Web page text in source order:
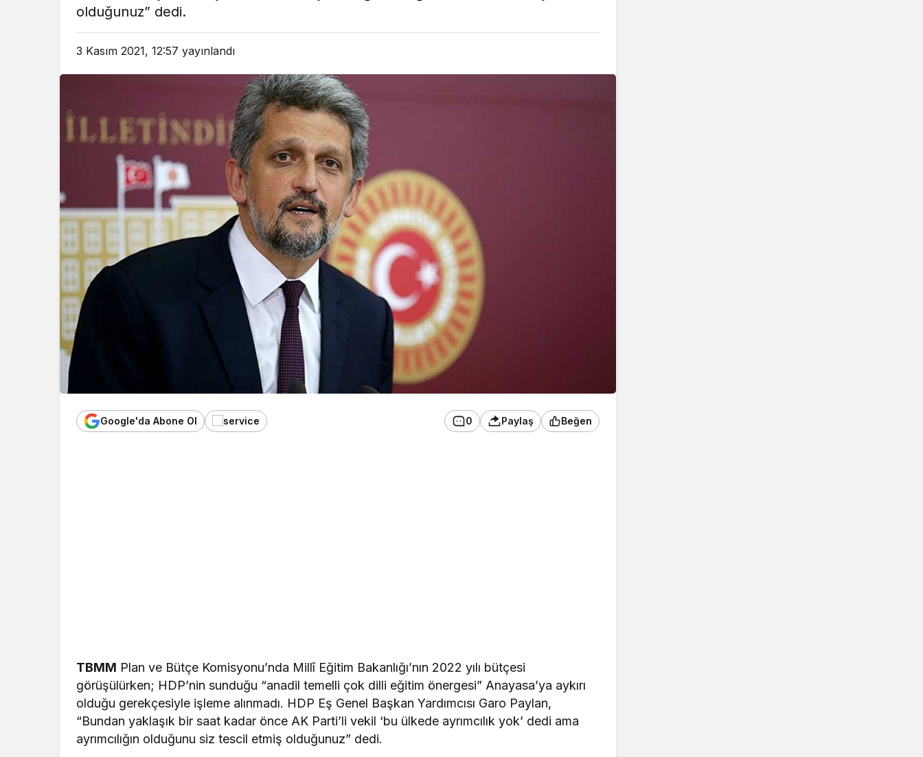
olduğunuz” dedi.
3 Kasım 2021, 12:57 yayınlandı
Google'da Abone Ol 0 Paylaş Beğen
TBMM Plan ve Bütçe Komisyonu’nda Millî Eğitim Bakanlığı’nın 2022 yılı bütçesi
görüşülürken; HDP’nin sunduğu “anadil temelli çok dilli eğitim önergesi” Anayasa’ya aykırı
olduğu gerekçesiyle işleme alınmadı. HDP Eş Genel Başkan Yardımcısı Garo Paylan,
“Bundan yaklaşık bir saat kadar önce AK Parti’li vekil ‘bu ülkede ayrımcılık yok’ dedi ama
ayrımcılığın olduğunu siz tescil etmiş olduğunuz” dedi.